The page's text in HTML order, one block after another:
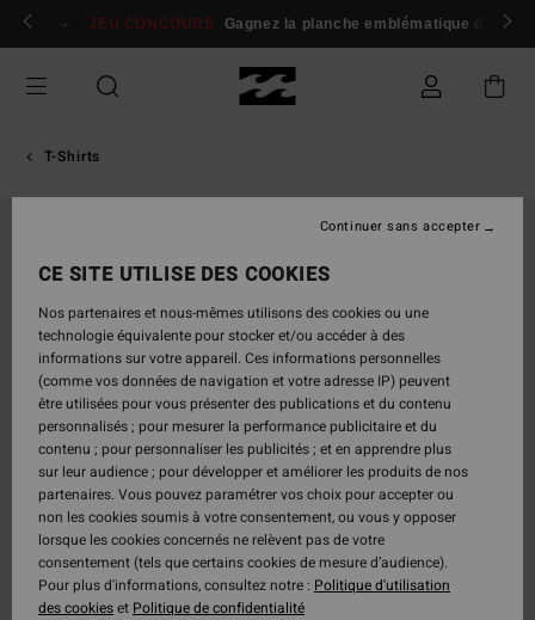
Passer
Se connecter / s'inscrire
JEU CONCOURS Gagnez la planche emblématique d'Andy
T-Shirts
CE SITE UTILISE DES COOKIES
Nos partenaires et nous-mêmes utilisons des cookies ou une
technologie équivalente pour stocker et/ou accéder à des
informations sur votre appareil. Ces informations personnelles
(comme vos données de navigation et votre adresse IP) peuvent
être utilisées pour vous présenter des publications et du contenu
personnalisés ; pour mesurer la performance publicitaire et du
contenu ; pour personnaliser les publicités ; et en apprendre plus
sur leur audience ; pour développer et améliorer les produits de nos
partenaires. Vous pouvez paramétrer vos choix pour accepter ou
non les cookies soumis à votre consentement, ou vous y opposer
lorsque les cookies concernés ne relèvent pas de votre
consentement (tels que certains cookies de mesure d’audience).
Pour plus d'informations, consultez notre : Politique d'utilisation
des cookieset Politique de confidentialité
Continuer sans accepter